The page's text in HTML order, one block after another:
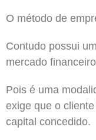
O método de
Contudo possui
mercado
Pois é uma
exige que o
capital concedido.